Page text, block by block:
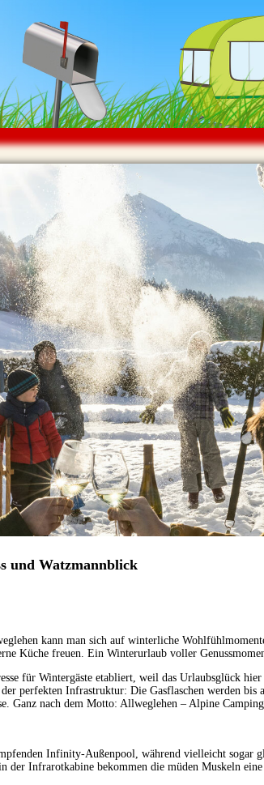
und Watzmannblick
kann man sich auf winterliche
Küche freuen. Ein Winterurlaub voller
für Wintergäste etabliert, weil das Urlaubsglück
perfekten Infrastruktur: Die Gasflaschen werden bis
Ganz nach dem Motto: Allweglehen – Alpine
Infinity-Außenpool, während vielleicht sogar
der Infrarotkabine bekommen die müden Muskeln